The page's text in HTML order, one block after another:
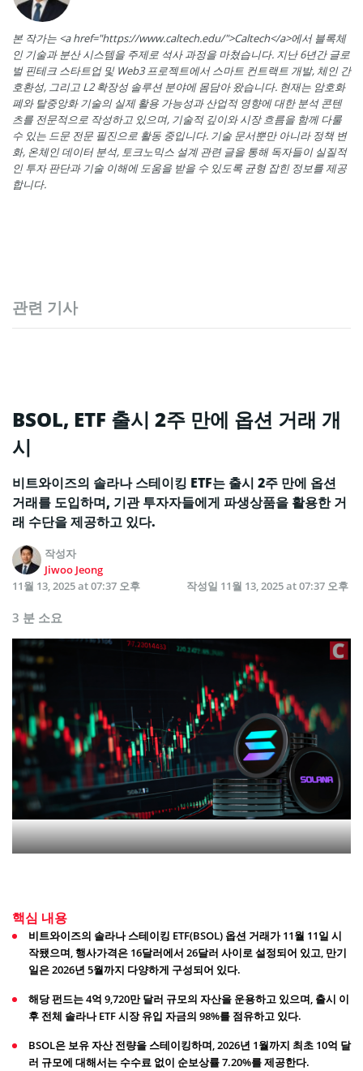
본 작가는 <a href="https://www.caltech.edu/">Caltech</a>에서 블록체
인 기술과 분산 시스템을 주제로 석사 과정을 마쳤습니다. 지난 6년간 글로
벌 핀테크 스타트업 및 Web3 프로젝트에서 스마트 컨트랙트 개발, 체인 간
호환성, 그리고 L2 확장성 솔루션 분야에 몸담아 왔습니다. 현재는 암호화
폐와 탈중앙화 기술의 실제 활용 가능성과 산업적 영향에 대한 분석 콘텐
츠를 전문적으로 작성하고 있으며, 기술적 깊이와 시장 흐름을 함께 다룰
수 있는 드문 전문 필진으로 활동 중입니다. 기술 문서뿐만 아니라 정책 변
화, 온체인 데이터 분석, 토크노믹스 설계 관련 글을 통해 독자들이 실질적
인 투자 판단과 기술 이해에 도움을 받을 수 있도록 균형 잡힌 정보를 제공
합니다.
관련 기사
BSOL, ETF 출시 2주 만에 옵션 거래 개
시
비트와이즈의 솔라나 스테이킹 ETF는 출시 2주 만에 옵션
거래를 도입하며, 기관 투자자들에게 파생상품을 활용한 거
래 수단을 제공하고 있다.
작성자
Jiwoo Jeong
11월 13, 2025 at 07:37 오후
작성일 11월 13, 2025 at 07:37 오후
3 분 소요
핵심 내용
비트와이즈의 솔라나 스테이킹 ETF(BSOL) 옵션 거래가 11월 11일 시
작됐으며, 행사가격은 16달러에서 26달러 사이로 설정되어 있고, 만기
일은 2026년 5월까지 다양하게 구성되어 있다.
해당 펀드는 4억 9,720만 달러 규모의 자산을 운용하고 있으며, 출시 이
후 전체 솔라나 ETF 시장 유입 자금의 98%를 점유하고 있다.
BSOL은 보유 자산 전량을 스테이킹하며, 2026년 1월까지 최초 10억 달
러 규모에 대해서는 수수료 없이 순보상률 7.20%를 제공한다.